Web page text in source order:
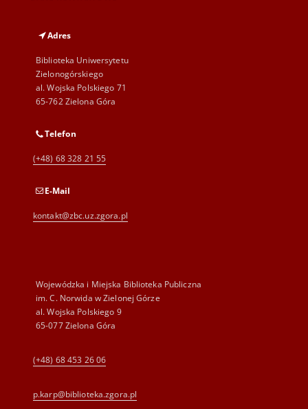
Adres
Biblioteka Uniwersytetu
Zielonogórskiego
al. Wojska Polskiego 71
65-762 Zielona Góra
Telefon
(+48) 68 328 21 55
E-Mail
kontakt@zbc.uz.zgora.pl
Wojewódzka i Miejska Biblioteka Publiczna
im. C. Norwida w Zielonej Górze
al. Wojska Polskiego 9
65-077 Zielona Góra
(+48) 68 453 26 06
p.karp@biblioteka.zgora.pl